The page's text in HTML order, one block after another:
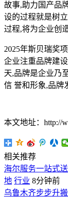
故事,助力国产品
设的过程就是树
过程,将为企业创
2025年斯贝瑞奖
企业注重品牌建
天,品牌是企业乃
信 誉和形象,品牌
本文地址：http://
相关推荐
海尔服务一站式
地 行业 8分钟前
乌鲁木齐步步升